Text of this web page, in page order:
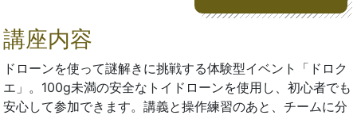
講座内容
ドローンを使って謎解きに挑戦する体験型イベント「ドロク
エ」。100g未満の安全なトイドローンを使用し、初心者でも
安心して参加できます。講義と操作練習のあと、チームに分